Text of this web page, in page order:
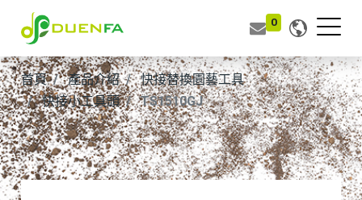
0
首頁 產品介紹
快接替換園藝工具
快接小工具頭
TS1510GJ